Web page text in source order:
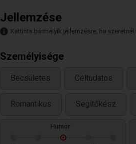
Jellemzése
Kattints bármelyik jellemzésre, ha
Személyisége
Becsületes Céltudatos
Romantikus Segítőkész
Humor